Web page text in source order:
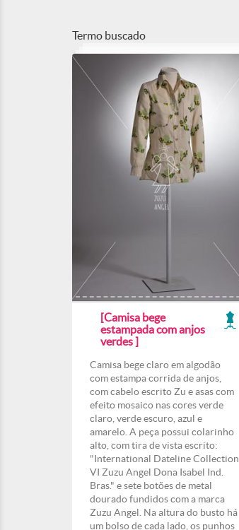
Termo buscado
[Camisa bege
estampada com anjos
verdes ]
Camisa bege claro em algodão
com estampa corrida de anjos,
com cabelo escrito Zu e asas com
efeito mosaico nas cores verde
claro, verde escuro, azul e
amarelo. A peça possui colarinho
alto, com tira de vista escrito:
"International Dateline Collection
VI Zuzu Angel Dona Isabel Ind.
Bras." e sete botões de metal
dourado fundidos com a marca
Zuzu Angel. Na altura do busto há
um bolso de cada lado, os punhos